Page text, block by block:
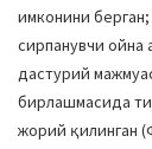
имконини берган;
сирпанувчи ойна
дастурий
бирлашмасида
жорий қилинган